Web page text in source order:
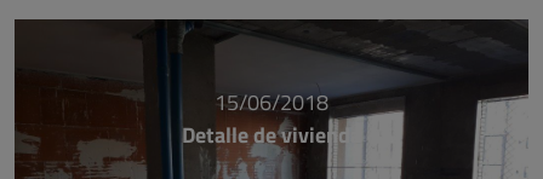
15/06/2018
Detalle de vivienda